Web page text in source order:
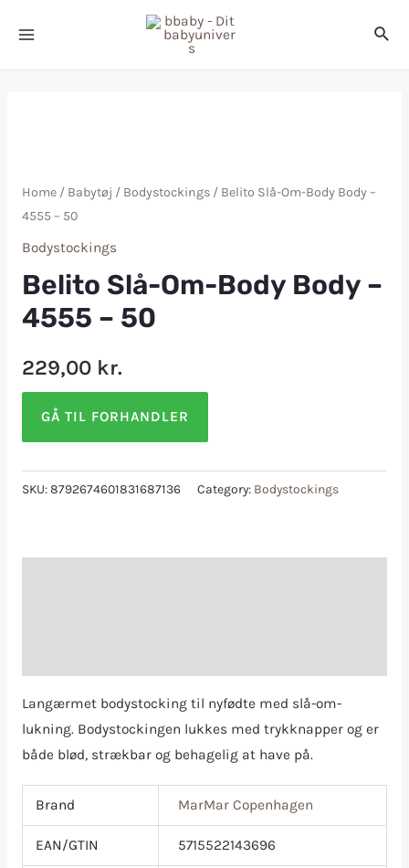
Home/ Babytøj / Bodystockings/ Belito Slå-Om-Body Body –
4555 – 50
Bodystockings
Belito Slå-Om-Body Body –
4555 – 50
229,00 kr.
GÅ TIL FORHANDLER
SKU:8792674601831687136 Category: Bodystockings
Langærmet bodystocking til nyfødte med slå-om-
lukning. Bodystockingen lukkes med trykknapper og er
både blød, strækbar og behagelig at have på.
Brand MarMar Copenhagen
EAN/GTIN 5715522143696